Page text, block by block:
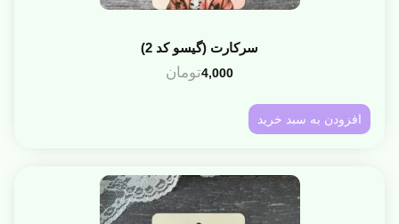
سرکارت (گیسو کد 2)
4,000تومان
افزودن به سبد خرید